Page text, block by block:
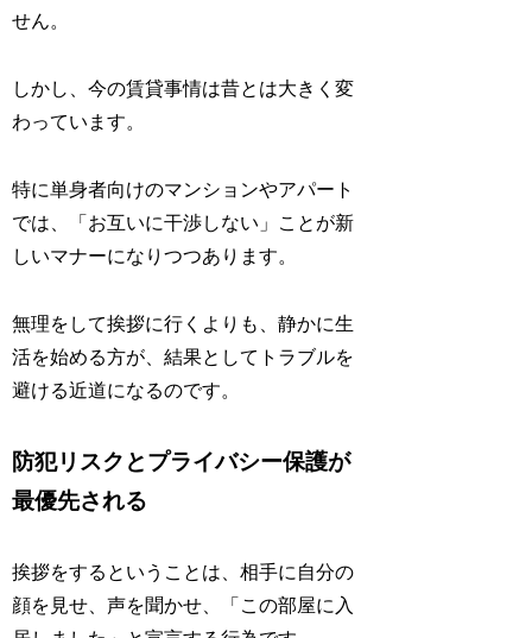
せん。
しかし、今の賃貸事情は昔とは大きく変
わっています。
特に単身者向けのマンションやアパート
では、「お互いに干渉しない」ことが新
しいマナーになりつつあります。
無理をして挨拶に行くよりも、静かに生
活を始める方が、結果としてトラブルを
避ける近道になるのです。
防犯リスクとプライバシー保護が
最優先される
挨拶をするということは、相手に自分の
顔を見せ、声を聞かせ、「この部屋に入